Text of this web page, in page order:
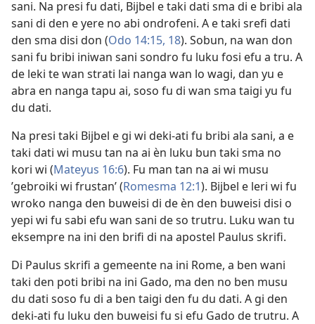
sani. Na presi fu dati, Bijbel e taki dati sma di e bribi ala
sani di den e yere no abi ondrofeni. A e taki srefi dati
den sma disi don (Odo 14:15, 18). Sobun, na wan don
sani fu bribi iniwan sani sondro fu luku fosi efu a tru. A
de leki te wan strati lai nanga wan lo wagi, dan yu e
abra en nanga tapu ai, soso fu di wan sma taigi yu fu
du dati.
Na presi taki Bijbel e gi wi deki-ati fu bribi ala sani, a e
taki dati wi musu tan na ai èn luku bun taki sma no
kori wi (Mateyus 16:6). Fu man tan na ai wi musu
’gebroiki wi frustan’ (Romesma 12:1). Bijbel e leri wi fu
wroko nanga den buweisi di de èn den buweisi disi o
yepi wi fu sabi efu wan sani de so trutru. Luku wan tu
eksempre na ini den brifi di na apostel Paulus skrifi.
Di Paulus skrifi a gemeente na ini Rome, a ben wani
taki den poti bribi na ini Gado, ma den no ben musu
du dati soso fu di a ben taigi den fu du dati. A gi den
deki-ati fu luku den buweisi fu si efu Gado de trutru. A